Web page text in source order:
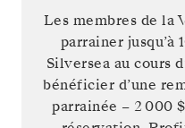
Les membres de la
parrainer jusqu’à
Silversea au cours
bénéficier d’une
parrainée – 2 000